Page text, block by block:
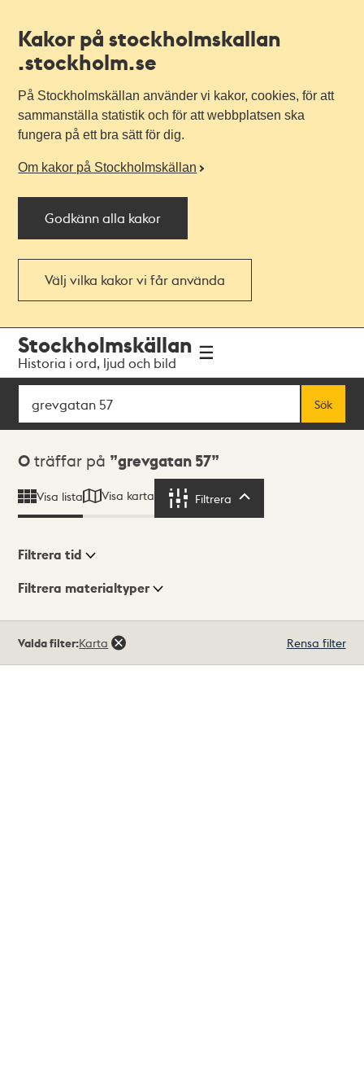
Kakor på stockholmskallan
.stockholm.se
På Stockholmskällan använder vi kakor, cookies, för att
sammanställa statistik och för att webbplatsen ska
fungera på ett bra sätt för dig.
Om kakor på Stockholmskällan
Godkänn alla kakor
Välj vilka kakor vi får använda
navigationen
huvudinnehållet
Stockholmskällan
Historia i ord, ljud och bild
Sök
Sök
Sökresultat
0 träffar på grevgatan 57
Visa lista Visa karta Filtrera
Visningsläge
Filtrera tid
Filtrera materialtyper
träffar
Valda filter:Karta Rensa filter